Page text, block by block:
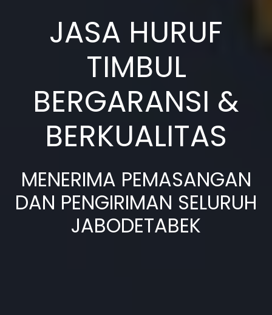
JASA HURUF
TIMBUL
BERGARANSI &
BERKUALITAS
MENERIMA PEMASANGAN
DAN PENGIRIMAN SELURUH
JABODETABEK